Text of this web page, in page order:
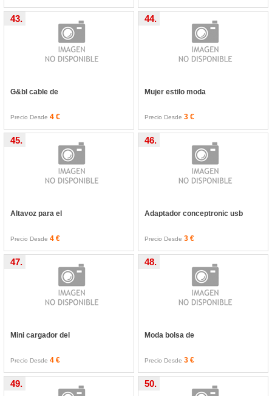
G&bl cable de
43.
Precio Desde4 €
Mujer estilo moda
44.
Precio Desde 3 €
Altavoz para el
45.
Precio Desde4 €
Adaptador conceptronic usb
46.
Precio Desde 3 €
Mini cargador del
47.
Precio Desde4 €
Moda bolsa de
48.
Precio Desde 3 €
49. 50.